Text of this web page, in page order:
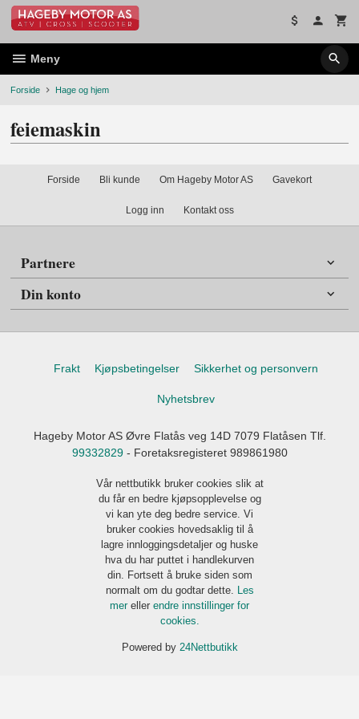
Gå
innholdet
Meny
Forside Hage og hjem
feiemaskin
Forside Bli kunde Om Hageby Motor AS Gavekort
Logg inn Kontakt oss
Partnere
Din konto
Frakt Kjøpsbetingelser Sikkerhet og personvern
Nyhetsbrev
Hageby Motor AS Øvre Flatås veg 14D 7079 Flatåsen Tlf.
99332829- Foretaksregisteret 989861980
Vår nettbutikk bruker cookies slik at
du får en bedre kjøpsopplevelse og
vi kan yte deg bedre service. Vi
bruker cookies hovedsaklig til å
lagre innloggingsdetaljer og huske
hva du har puttet i handlekurven
din. Fortsett å bruke siden som
normalt om du godtar dette.
Les
mer eller endre innstillinger for
cookies.
Powered by 24Nettbutikk